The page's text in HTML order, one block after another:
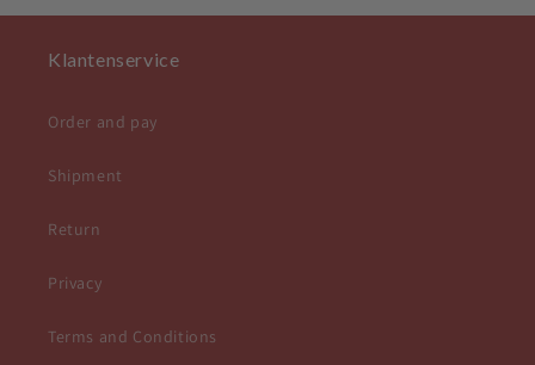
Klantenservice
Order and pay
Shipment
Return
Privacy
Terms and Conditions